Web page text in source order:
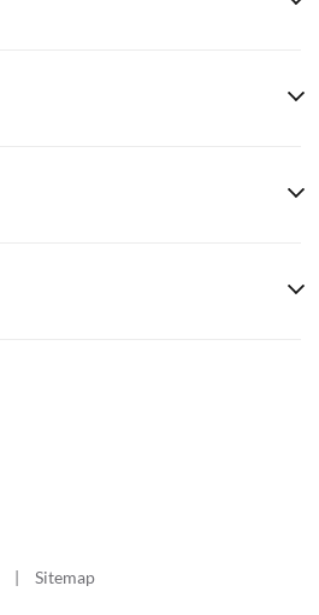
| Sitemap